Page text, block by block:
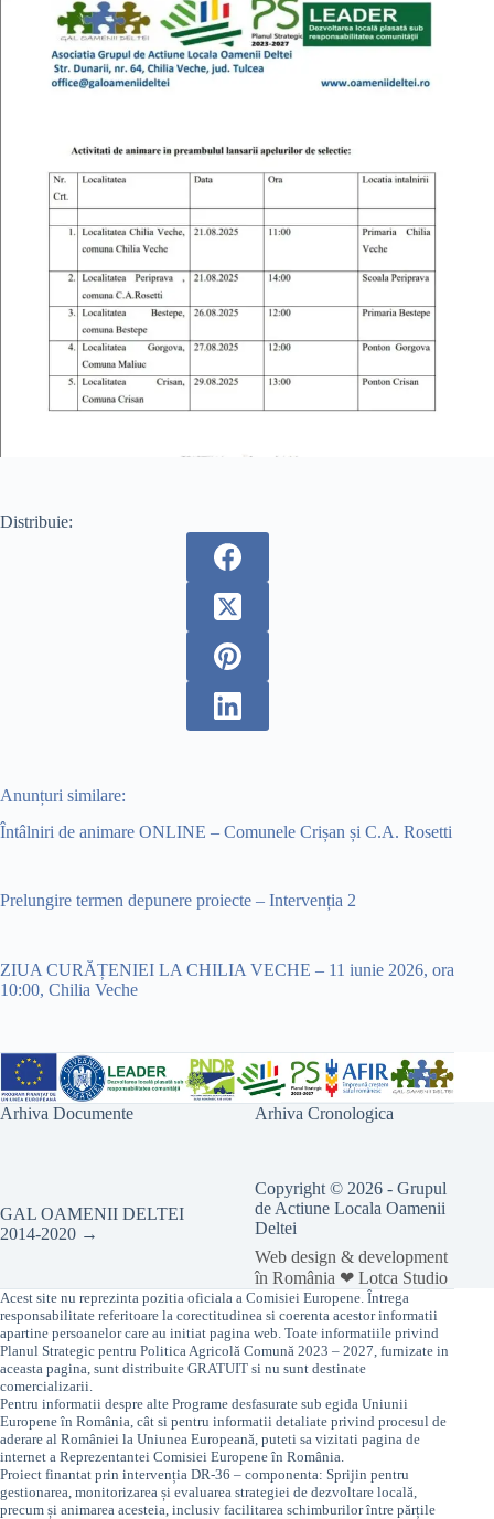
Distribuie:
Anunțuri similare:
Întâlniri de animare ONLINE – Comunele Crișan și C.A. Rosetti
Prelungire termen depunere proiecte – Intervenția 2
ZIUA CURĂȚENIEI LA CHILIA VECHE – 11 iunie 2026, ora
10:00, Chilia Veche
Arhiva Documente Arhiva Cronologica
GAL OAMENII DELTEI
2014-2020 →
Copyright © 2026 - Grupul
de Actiune Locala Oamenii
Deltei
Web design & development
în România ❤ Lotca Studio
Acest site nu reprezinta pozitia oficiala a Comisiei Europene. Întrega
responsabilitate referitoare la corectitudinea si coerenta acestor informatii
apartine persoanelor care au initiat pagina web. Toate informatiile privind
Planul Strategic pentru Politica Agricolă Comună 2023 – 2027, furnizate in
aceasta pagina, sunt distribuite GRATUIT si nu sunt destinate
comercializarii.
Pentru informatii despre alte Programe desfasurate sub egida Uniunii
Europene în România, cât si pentru informatii detaliate privind procesul de
aderare al României la Uniunea Europeană, puteti sa vizitati pagina de
internet a Reprezentantei Comisiei Europene în România.
Proiect finantat prin intervenția DR-36 – componenta: Sprijin pentru
gestionarea, monitorizarea și evaluarea strategiei de dezvoltare locală,
precum și animarea acesteia, inclusiv facilitarea schimburilor între părțile